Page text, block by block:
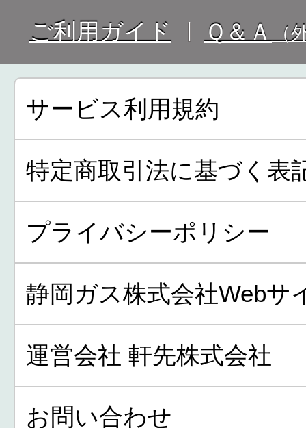
ご利用ガイド Ｑ＆Ａ （
サービス利用規約
特定商取引法に基づく表
プライバシーポリシー
静岡ガス株式会社Webサ
運営会社 軒先株式会社
お問い合わせ